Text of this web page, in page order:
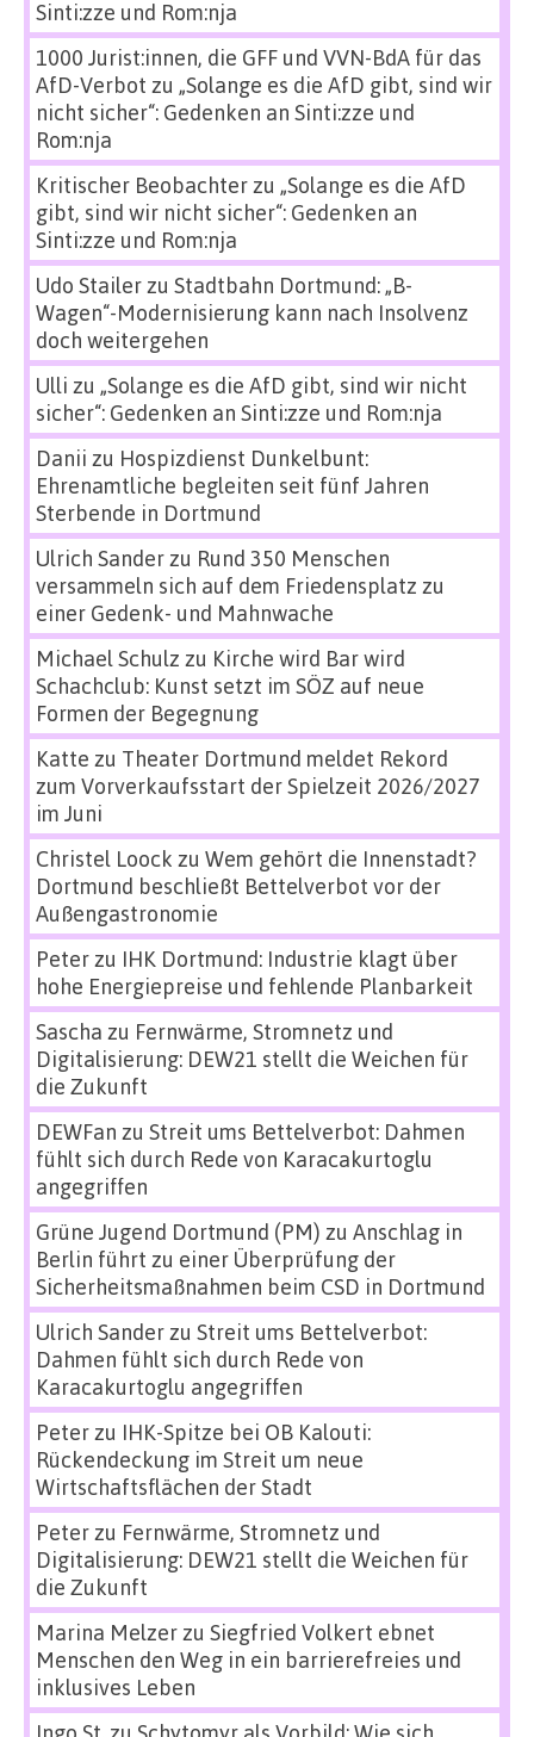
Sinti:zze und Rom:nja
1000 Jurist:innen, die GFF und VVN-BdA für das
AfD-Verbot zu „Solange es die AfD gibt, sind wir
nicht sicher“: Gedenken an Sinti:zze und
Rom:nja
Kritischer Beobachterzu „Solange es die AfD
gibt, sind wir nicht sicher“: Gedenken an
Sinti:zze und Rom:nja
Udo Stailerzu Stadtbahn Dortmund: „B-
Wagen“-Modernisierung kann nach Insolvenz
doch weitergehen
Ulli zu „Solange es die AfD gibt, sind wir nicht
sicher“: Gedenken an Sinti:zze und Rom:nja
Danii zu Hospizdienst Dunkelbunt:
Ehrenamtliche begleiten seit fünf Jahren
Sterbende in Dortmund
Ulrich Sanderzu Rund 350 Menschen
versammeln sich auf dem Friedensplatz zu
einer Gedenk- und Mahnwache
Michael Schulz zu Kirche wird Bar wird
Schachclub: Kunst setzt im SÖZ auf neue
Formen der Begegnung
Katte zu Theater Dortmund meldet Rekord
zum Vorverkaufsstart der Spielzeit 2026/2027
im Juni
Christel Loock zu Wem gehört die Innenstadt?
Dortmund beschließt Bettelverbot vor der
Außengastronomie
Peterzu IHK Dortmund: Industrie klagt über
hohe Energiepreise und fehlende Planbarkeit
Sascha zu Fernwärme, Stromnetz und
Digitalisierung: DEW21 stellt die Weichen für
die Zukunft
DEWFan zu Streit ums Bettelverbot: Dahmen
fühlt sich durch Rede von Karacakurtoglu
angegriffen
Grüne Jugend Dortmund (PM) zu Anschlag in
Berlin führt zu einer Überprüfung der
Sicherheitsmaßnahmen beim CSD in Dortmund
Ulrich Sanderzu Streit ums Bettelverbot:
Dahmen fühlt sich durch Rede von
Karacakurtoglu angegriffen
Peterzu IHK-Spitze bei OB Kalouti:
Rückendeckung im Streit um neue
Wirtschaftsflächen der Stadt
Peterzu Fernwärme, Stromnetz und
Digitalisierung: DEW21 stellt die Weichen für
die Zukunft
Marina Melzerzu Siegfried Volkert ebnet
Menschen den Weg in ein barrierefreies und
inklusives Leben